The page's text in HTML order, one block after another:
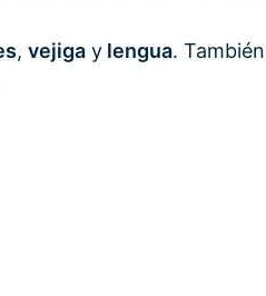
, vejiga y lengua.